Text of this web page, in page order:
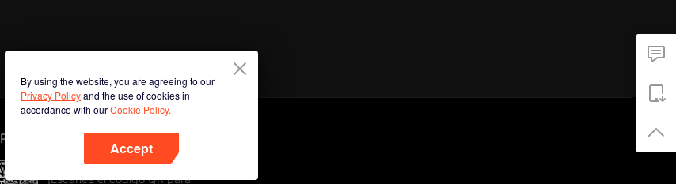
By using the website, you are agreeing to our
Privacy Policyand the use of cookies in
accordance with ourCookie Policy.
Accept
Phone
¡Escanee el código QR para